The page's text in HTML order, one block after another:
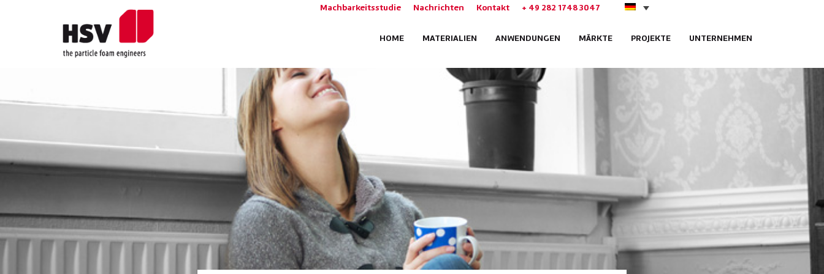
Machbarkeitsstudie Nachrichten Kontakt + 49 282 1748 3047
HOME MATERIALIEN ANWENDUNGEN MÄRKTE PROJEKTE UNTERNEHMEN